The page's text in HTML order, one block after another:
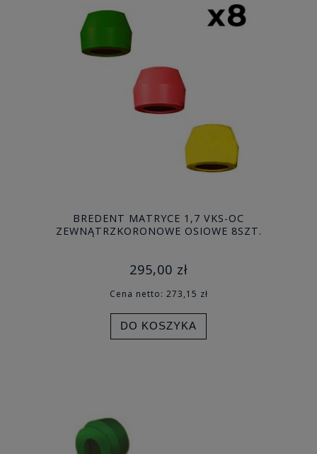
BREDENT MATRYCE 1,7 VKS-OC
ZEWNĄTRZKORONOWE OSIOWE 8SZT.
295,00 zł
Cena netto: 273,15 zł
DO KOSZYKA